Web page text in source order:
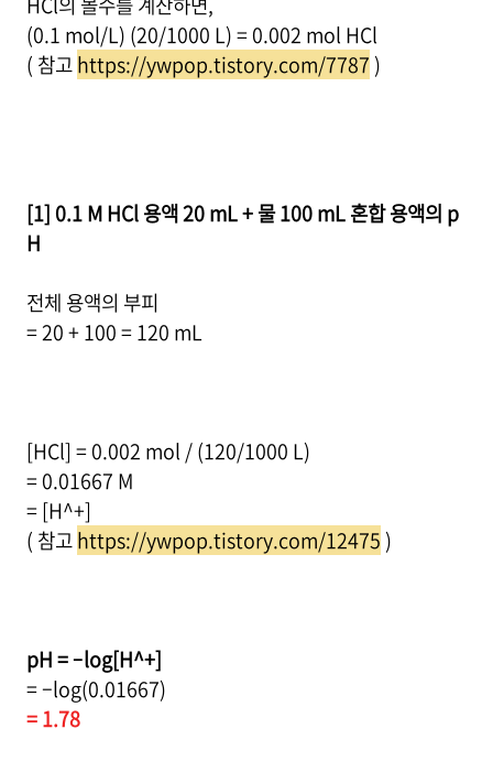
(0.1 mol/L) (20/1000 L) = 0.002 mol HCl
( 참고https://ywpop.tistory.com/7787 )
[1] 0.1 M HCl 용액 20 mL + 물 100 mL 혼합 용액의 p
H
전체 용액의 부피
= 20 + 100 = 120 mL
[HCl] = 0.002 mol / (120/1000 L)
= 0.01667 M
= [H^+]
( 참고https://ywpop.tistory.com/12475 )
pH = –log[H^+]
= –log(0.01667)
= 1.78